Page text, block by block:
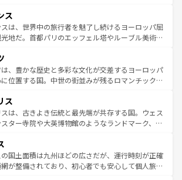
れるイタリアで、忘れられない旅をしてみよう！
着のイタリア情報はコンテンツ一覧 を参照してほ
付くこの国では、情熱的なフラメンコ、熱気あふ
、そして美味しいタパスが生活の一部となってい
マドリードの洗練された雰囲気や、バルセロナの
都市、穏やかなビーチリゾートまで多彩な表情を見
地方によって風土や気候が異なるスペインはその個
性で訪れる人を魅了する。 なお、新着のスペイン情報はコ
ス
は、世界中の旅行者を魅了し続けるヨーロッパ屈
地だ。首都パリのエッフェル塔やルーブル美術館
広い魅力が詰まっている。華麗な宮殿、歴史的な大
美しいビーチ、そして豊かな自然が、訪れる者を心
する。また、フランスは美食の国としても知ら
ャンパンの発祥地であるランス、プロヴァンスの
ラベンダー畑など、多彩な楽しみ方が可能だ。さ
パリ以外の地域にも魅力が溢れており、どの街角に
に足を運ぶとそれぞれで全く異なる文化を体験で
きるだろう。 なお、新着のフランス情報はコンテンツ一覧
てほしい。
は、豊かな歴史と多彩な文化が交差するヨーロッパ
位置する国。中世の街並みが残るロマンチック街
この国は、どこを歩いても飽きることがない。ベ
文化的活気、バイエルン州のアルプスの絶景、そ
イン川沿いのワイン畑といった風景は必見。ビール
好きな人にはぜひ体験してほしい。 なお、新着の
報はコンテンツ一覧を参照してほしい。
ス
は、古きよき伝統と最先端が共存する国。ウェス
スター寺院や大英博物館のようなランドマーク、歴
に異なる魅力がある。また、優雅なアフタヌーン
、ビール好きにはたまらない英国パブ、サッカー観
本場だからこそできる体験も豊富。イギリスを旅
の国土面積は九州ほどの広さだが、運行時刻が正確
が整備されており、初心者でも安心して個人旅行